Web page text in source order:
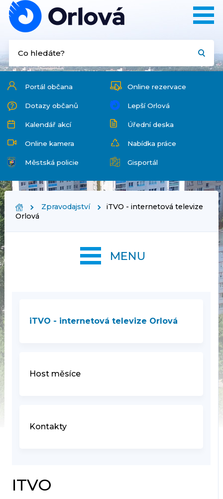
Portál občana Online rezervace
Dotazy občanů Lepší Orlová
Kalendář akcí Úřední deska
Online kamera Nabídka práce
Městská policie Gisportál
Zpravodajství
iTVO - internetová televize
Orlová
iTVO - internetová televize Orlová
Host měsíce
Kontakty
ITVO
MENU